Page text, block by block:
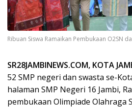
Ribuan Siswa Ramaikan Pembukaan O2SN
SR28JAMBINEWS.COM, KOTA
52 SMP negeri dan swasta se-
halaman SMP Negeri 16 Jambi,
pembukaan Olimpiade Olahraga